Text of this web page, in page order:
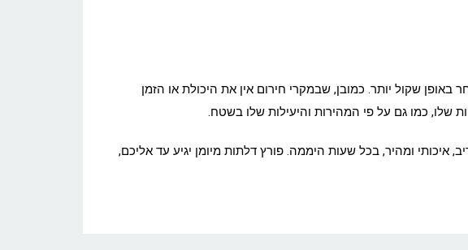
שקול יותר. כמובן, שבמקרי חירום אין את היכולת או הזמן
שלו, כמו גם על פי המהירות והיעילות שלו בשטח.
ומהיר, בכל שעות היממה. פורץ דלתות מיומן יגיע עד אליכם,